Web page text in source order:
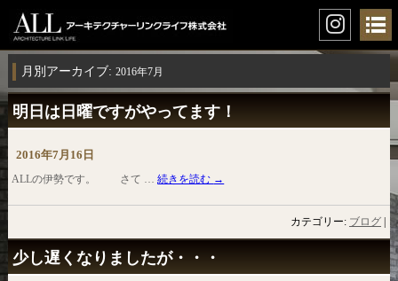
月別アーカイブ: 2016年7月
明日は日曜ですがやってます！
2016年7月16日
ALLの伊勢です。 さて …続きを読む →
カテゴリー: ブログ
少し遅くなりましたが・・・